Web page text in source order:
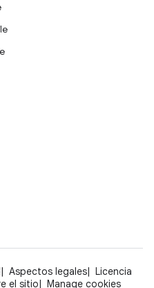
Aspectos legales
Licencia
el sitio Manage cookies